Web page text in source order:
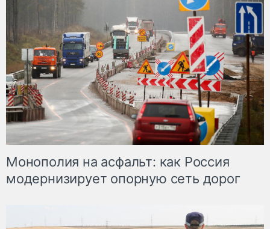
Монополия на асфальт: как Россия
модернизирует опорную сеть дорог